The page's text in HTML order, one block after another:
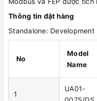
Thông tin đặt hàng
Standalone:
No
Model
Name
1
UA01-